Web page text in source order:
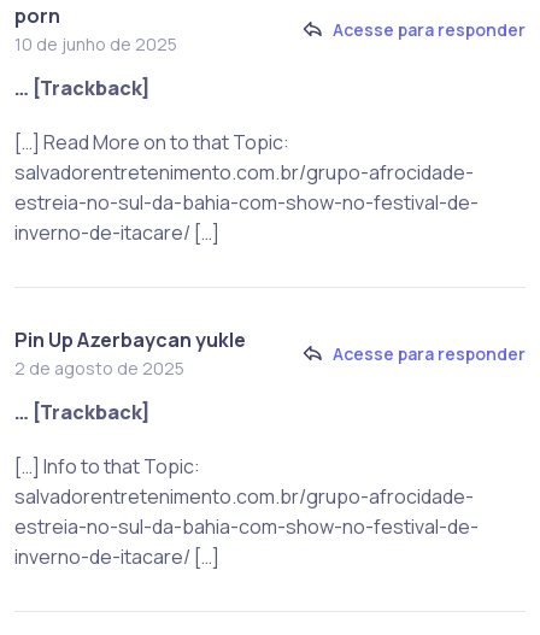
porn
10 de junho de 2025
Acesse para responder
… [Trackback]
[…] Read More on to that Topic:
salvadorentretenimento.com.br/grupo-afrocidade-
estreia-no-sul-da-bahia-com-show-no-festival-de-
inverno-de-itacare/ […]
Pin Up Azerbaycan yukle
2 de agosto de 2025
Acesse para responder
… [Trackback]
[…] Info to that Topic:
salvadorentretenimento.com.br/grupo-afrocidade-
estreia-no-sul-da-bahia-com-show-no-festival-de-
inverno-de-itacare/ […]